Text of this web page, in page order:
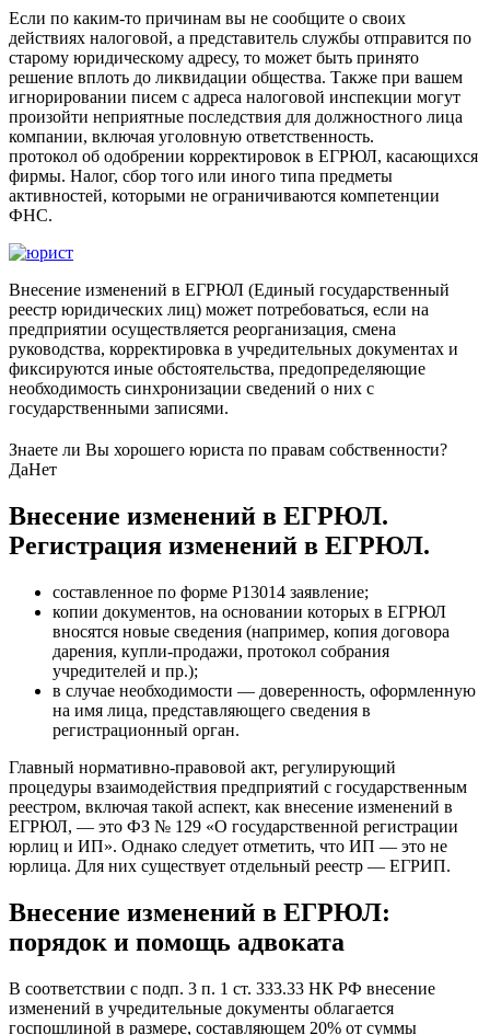
Если по каким-то причинам вы не сообщите о своих
действиях налоговой, а представитель службы отправится по
старому юридическому адресу, то может быть принято
решение вплоть до ликвидации общества. Также при вашем
игнорировании писем с адреса налоговой инспекции могут
произойти неприятные последствия для должностного лица
компании, включая уголовную ответственность.
протокол об одобрении корректировок в ЕГРЮЛ, касающихся
фирмы. Налог, сбор того или иного типа предметы
активностей, которыми не ограничиваются компетенции
ФНС.
Внесение изменений в ЕГРЮЛ (Единый государственный
реестр юридических лиц) может потребоваться, если на
предприятии осуществляется реорганизация, смена
руководства, корректировка в учредительных документах и
фиксируются иные обстоятельства, предопределяющие
необходимость синхронизации сведений о них с
государственными записями.
Знаете ли Вы хорошего юриста по правам собственности?
ДаНет
Внесение изменений в ЕГРЮЛ.
Регистрация изменений в ЕГРЮЛ.
составленное по форме Р13014 заявление;
копии документов, на основании которых в ЕГРЮЛ
вносятся новые сведения (например, копия договора
дарения, купли-продажи, протокол собрания
учредителей и пр.);
в случае необходимости — доверенность, оформленную
на имя лица, представляющего сведения в
регистрационный орган.
Главный нормативно-правовой акт, регулирующий
процедуры взаимодействия предприятий с государственным
реестром, включая такой аспект, как внесение изменений в
ЕГРЮЛ, — это ФЗ № 129 «О государственной регистрации
юрлиц и ИП». Однако следует отметить, что ИП — это не
юрлица. Для них существует отдельный реестр — ЕГРИП.
Внесение изменений в ЕГРЮЛ:
порядок и помощь адвоката
В соответствии с подп. 3 п. 1 ст. 333.33 НК РФ внесение
изменений в учредительные документы облагается
госпошлиной в размере, составляющем 20% от суммы